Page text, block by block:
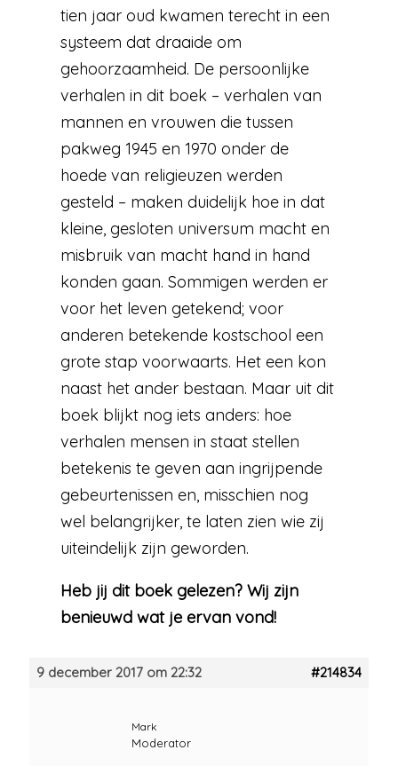
tien jaar oud kwamen terecht in een
systeem dat draaide om
gehoorzaamheid. De persoonlijke
verhalen in dit boek – verhalen van
mannen en vrouwen die tussen
pakweg 1945 en 1970 onder de
hoede van religieuzen werden
gesteld – maken duidelijk hoe in dat
kleine, gesloten universum macht en
misbruik van macht hand in hand
konden gaan. Sommigen werden er
voor het leven getekend; voor
anderen betekende kostschool een
grote stap voorwaarts. Het een kon
naast het ander bestaan. Maar uit dit
boek blijkt nog iets anders: hoe
verhalen mensen in staat stellen
betekenis te geven aan ingrijpende
gebeurtenissen en, misschien nog
wel belangrijker, te laten zien wie zij
uiteindelijk zijn geworden.
Heb jij dit boek gelezen? Wij zijn
benieuwd wat je ervan vond!
9 december 2017 om 22:32 #214834
Mark
Moderator